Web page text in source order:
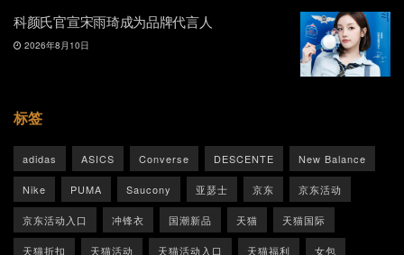
科颜氏官宣宋雨琦成为品牌代言人
2026年8月10日
标签
adidas ASICS Converse DESCENTE New Balance
Nike PUMA Saucony 亚瑟士 京东 京东活动
京东活动入口 冲锋衣 国潮新品 天猫 天猫国际
天猫折扣 天猫活动 天猫活动入口 天猫福利 女包